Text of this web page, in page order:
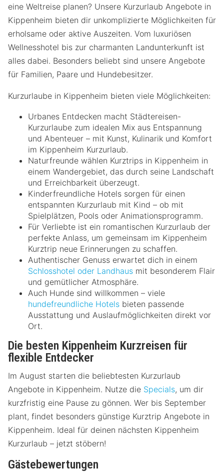
eine Weltreise planen? Unsere Kurzurlaub Angebote in
Kippenheim bieten dir unkomplizierte Möglichkeiten für
erholsame oder aktive Auszeiten. Vom luxuriösen
Wellnesshotel bis zur charmanten Landunterkunft ist
alles dabei. Besonders beliebt sind unsere Angebote
für Familien, Paare und Hundebesitzer.
Kurzurlaube in Kippenheim bieten viele Möglichkeiten:
Urbanes Entdecken macht Städtereisen-
Kurzurlaube zum idealen Mix aus Entspannung
und Abenteuer – mit Kunst, Kulinarik und Komfort
im Kippenheim Kurzurlaub.
Naturfreunde wählen Kurztrips in Kippenheim in
einem Wandergebiet, das durch seine Landschaft
und Erreichbarkeit überzeugt.
Kinderfreundliche Hotels sorgen für einen
entspannten Kurzurlaub mit Kind – ob mit
Spielplätzen, Pools oder Animationsprogramm.
Für Verliebte ist ein romantischen Kurzurlaub der
perfekte Anlass, um gemeinsam im Kippenheim
Kurztrip neue Erinnerungen zu schaffen.
Authentischer Genuss erwartet dich in einem
Schlosshotel oder Landhaus mit besonderem Flair
und gemütlicher Atmosphäre.
Auch Hunde sind willkommen – viele
hundefreundliche Hotels bieten passende
Ausstattung und Auslaufmöglichkeiten direkt vor
Ort.
Die besten Kippenheim Kurzreisen für
flexible Entdecker
Im August starten die beliebtesten Kurzurlaub
Angebote in Kippenheim. Nutze die Specials, um dir
kurzfristig eine Pause zu gönnen. Wer bis September
plant, findet besonders günstige Kurztrip Angebote in
Kippenheim. Ideal für deinen nächsten Kippenheim
Kurzurlaub – jetzt stöbern!
Gästebewertungen